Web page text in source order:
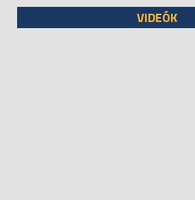
VIDEÓK